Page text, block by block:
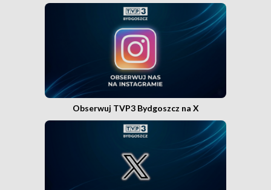
Obserwuj TVP3 Bydgoszcz na X